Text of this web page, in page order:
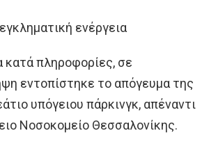
ενέργεια
κατά πληροφορίες, σε
εντοπίστηκε το απόγευμα της
υπόγειου πάρκινγκ, απέναντι
Νοσοκομείο Θεσσαλονίκης.